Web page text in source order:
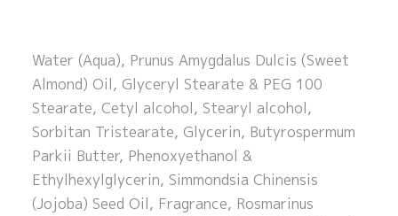
Water (Aqua), Prunus Amygdalus Dulcis (Sweet
Almond) Oil, Glyceryl Stearate & PEG 100
Stearate, Cetyl alcohol, Stearyl alcohol,
Sorbitan Tristearate, Glycerin, Butyrospermum
Parkii Butter, Phenoxyethanol &
Ethylhexylglycerin, Simmondsia Chinensis
(Jojoba) Seed Oil, Fragrance, Rosmarinus